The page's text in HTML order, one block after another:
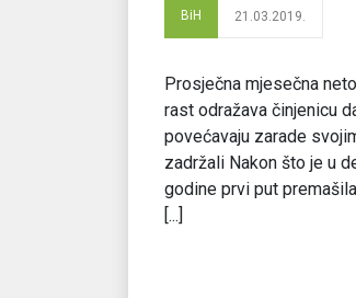
BiH 21.03.2019.
Prosječna mjesečna
rast odražava činjenicu
povećavaju zarade
zadržali Nakon što je u
godine prvi put
[...]